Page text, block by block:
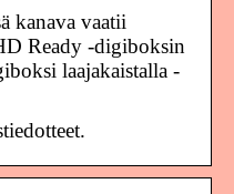
kanava vaatii
Ready -digiboksin
laajakaistalla -